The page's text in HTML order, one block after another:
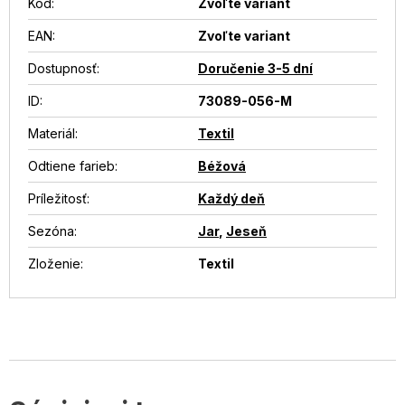
Kód: Zvoľte variant
EAN: Zvoľte variant
Dostupnosť: Doručenie 3-5 dní
ID: 73089-056-M
Materiál: Textil
Odtiene farieb: Béžová
Príležitosť: Každý deň
Sezóna: Jar, Jeseň
Zloženie: Textil